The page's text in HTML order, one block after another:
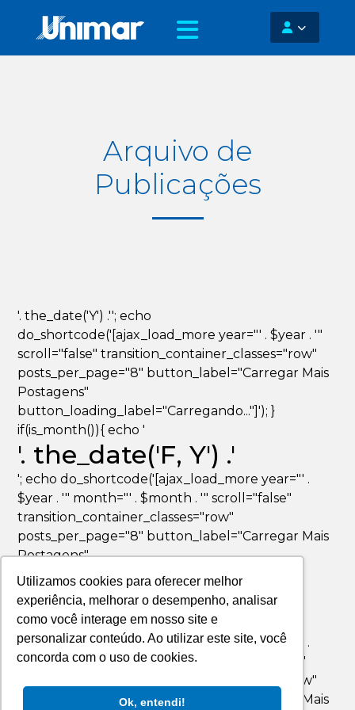
Utilizamos cookies para oferecer melhor
experiência, melhorar o desempenho, analisar
como você interage em nosso site e
personalizar conteúdo. Ao utilizar este site, você
concorda com o uso de cookies.
Ok, entendi!
Arquivo de
Publicações
'. the_date('Y') .''; echo
do_shortcode('[ajax_load_more year="' . $year . '"
scroll="false" transition_container_classes="row"
posts_per_page="8" button_label="Carregar Mais
Postagens"
button_loading_label="Carregando..."]'); }
if(is_month()){ echo '
'. the_date('F, Y') .'
'; echo do_shortcode('[ajax_load_more year="' .
$year . '" month="' . $month . '" scroll="false"
transition_container_classes="row"
posts_per_page="8" button_label="Carregar Mais
Postagens"
button_loading_label="Carregando..."]'); }
if(is_day()){ echo '
'. the_date('F jS, Y') .'
'; echo do_shortcode('[ajax_load_more year="' .
$year . '" month="' . $month . '" day="' . $day . '"
scroll="false" transition_container_classes="row"
posts_per_page="8" button_label="Carregar Mais